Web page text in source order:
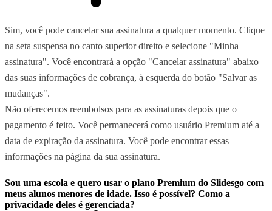
Sim, você pode cancelar sua assinatura a qualquer momento. Clique
na seta suspensa no canto superior direito e selecione "Minha
assinatura". Você encontrará a opção "Cancelar assinatura" abaixo
das suas informações de cobrança, à esquerda do botão "Salvar as
mudanças".
Não oferecemos reembolsos para as assinaturas depois que o
pagamento é feito. Você permanecerá como usuário Premium até a
data de expiração da assinatura. Você pode encontrar essas
informações na página da sua assinatura.
Sou uma escola e quero usar o plano Premium do Slidesgo com
meus alunos menores de idade. Isso é possível? Como a
privacidade deles é gerenciada?